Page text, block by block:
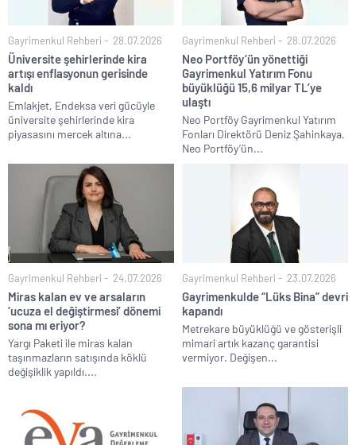
Gayrimenkul Rehberi 28.07.2026
Üniversite şehirlerinde kira
artışı enflasyonun gerisinde
kaldı
Emlakjet, Endeksa veri gücüyle
üniversite şehirlerinde kira
piyasasını mercek altına...
Gayrimenkul Rehberi 28.07.2026
Neo Portföy’ün yönettiği
Gayrimenkul Yatırım Fonu
büyüklüğü 15,6 milyar TL’ye
ulaştı
Neo Portföy Gayrimenkul Yatırım
Fonları Direktörü Deniz Şahinkaya,
Neo Portföy’ün...
Gayrimenkul Rehberi 24.07.2026
Miras kalan ev ve arsaların
‘ucuza el değiştirmesi’ dönemi
sona mı eriyor?
Yargı Paketi ile miras kalan
taşınmazların satışında köklü
değişiklik yapıldı....
Gayrimenkul Rehberi 23.07.2026
Gayrimenkulde “Lüks Bina” devri
kapandı
Metrekare büyüklüğü ve gösterişli
mimari artık kazanç garantisi
vermiyor. Değişen...